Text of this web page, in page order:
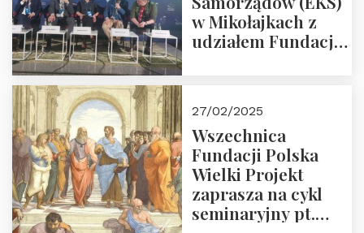
w Mikołajkach z
udziałem Fundacji
27/02/2025
Wszechnica
Fundacji Polska
Wielki Projekt
zaprasza na cykl
seminaryjny pt.